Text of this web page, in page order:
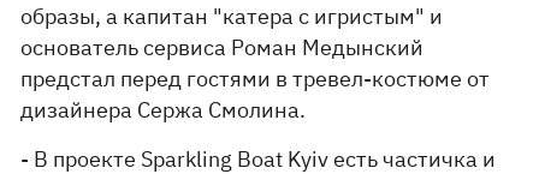
образы, а капитан "катера с игристым" и
основатель сервиса Роман Медынский
предстал перед гостями в тревел-костюме от
дизайнера Сержа Смолина.
- В проекте Sparkling Boat Kyiv есть частичка и